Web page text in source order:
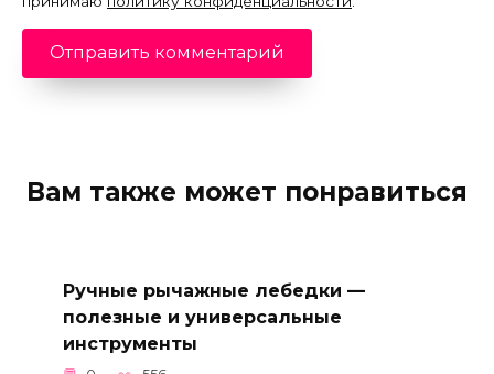
Вам также может понравиться
Ручные рычажные лебедки —
полезные и универсальные
инструменты